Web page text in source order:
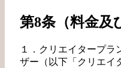
第8条（料金及
１．クリエイタープラ
ザー（以下「クリエイ